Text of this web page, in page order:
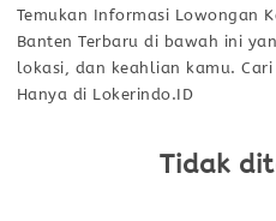
Temukan Informasi Lowongan
Banten Terbaru di bawah ini
lokasi, dan keahlian kamu.
Hanya di Lokerindo.ID
Tidak